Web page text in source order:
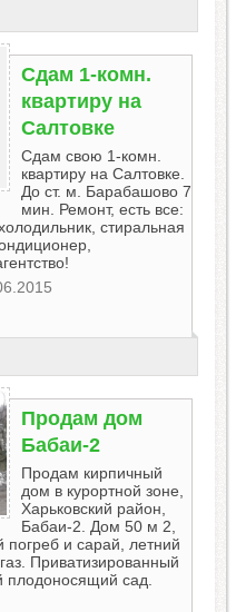
Сдам 1-комн.
квартиру на
Салтовке
Сдам свою 1-комн.
квартиру на Салтовке.
До ст. м. Барабашово 7
мин. Ремонт, есть все:
стиральная
Продам дом
Бабаи-2
Продам кирпичный
дом в курортной зоне,
Харьковский район,
Бабаи-2. Дом 50 м 2,
и сарай, летний
Приватизированный
плодоносящий сад.